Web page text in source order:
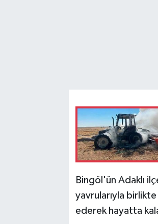
Bingöl'ün Adaklı
yavrularıyla birlikte
ederek hayatta